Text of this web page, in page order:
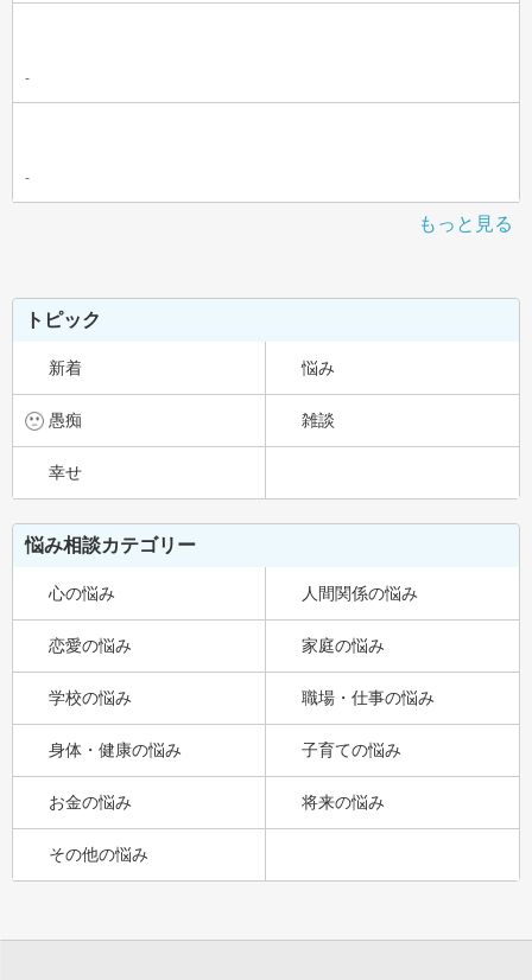
-
-
もっと見る
トピック
新着 悩み
愚痴 雑談
幸せ
悩み相談カテゴリー
心の悩み 人間関係の悩み
恋愛の悩み 家庭の悩み
学校の悩み 職場・仕事の悩み
身体・健康の悩み 子育ての悩み
お金の悩み 将来の悩み
その他の悩み